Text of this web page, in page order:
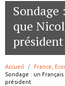
Sondage
que
président
Accueil
France,
page:
Sondage : un
président